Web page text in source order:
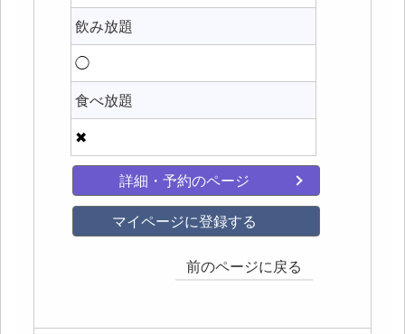
飲み放題
◯
食べ放題
✖
詳細・予約のページ
マイページに登録する
前のページに戻る